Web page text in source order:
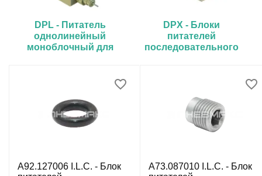
DPL - Питатель
однолинейный
моноблочный для
DPX - Блоки
питателей
последовательного
A92.127006 I.L.C. - Блок
A73.087010 I.L.C. - Блок